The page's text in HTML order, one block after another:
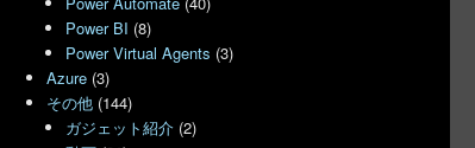
Power BI (8)
Power Virtual Agents (3)
Azure (3)
その他 (144)
ガジェット紹介 (2)